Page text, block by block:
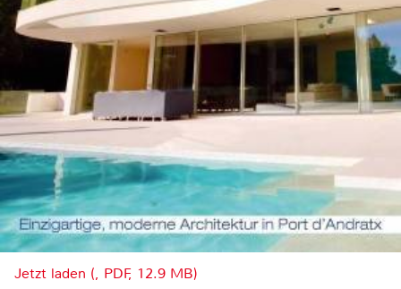
Jetzt laden (, PDF, 12.9 MB)